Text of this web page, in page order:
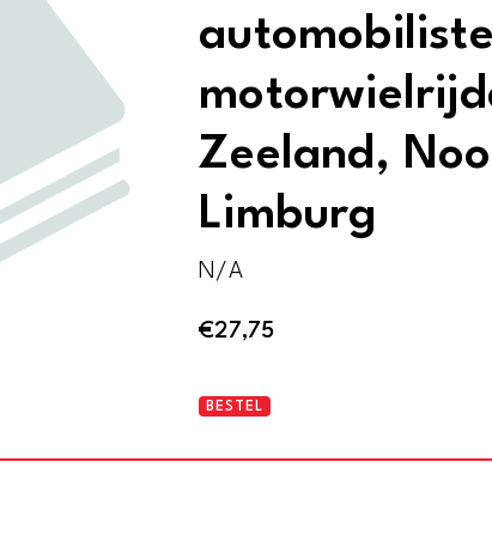
Zeeland,
Limburg
N/A
€27,75
Reiswijzer
BESTEL